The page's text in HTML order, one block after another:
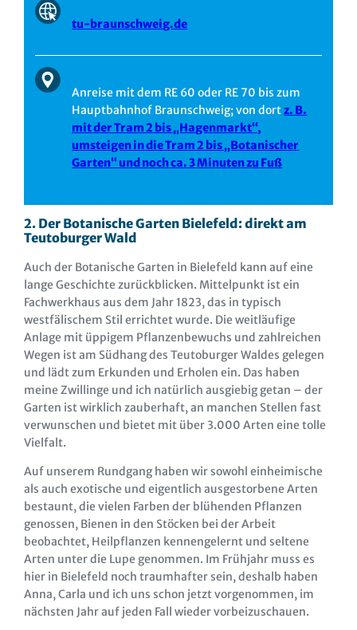
tu-braunschweig.de
Anreise mit dem RE 60 oder RE 70 bis zum
Hauptbahnhof Braunschweig; von dortz. B.
mit der Tram 2 bis „Hagenmarkt“,
umsteigen in die Tram 2 bis „Botanischer
Garten“ und noch ca. 3 Minuten zu Fuß
2. Der Botanische Garten Bielefeld: direkt am
Teutoburger Wald
Auch der Botanische Garten in Bielefeld kann auf eine
lange Geschichte zurückblicken. Mittelpunkt ist ein
Fachwerkhaus aus dem Jahr 1823, das in typisch
westfälischem Stil errichtet wurde. Die weitläufige
Anlage mit üppigem Pflanzenbewuchs und zahlreichen
Wegen ist am Südhang des Teutoburger Waldes gelegen
und lädt zum Erkunden und Erholen ein. Das haben
meine Zwillinge und ich natürlich ausgiebig getan – der
Garten ist wirklich zauberhaft, an manchen Stellen fast
verwunschen und bietet mit über 3.000 Arten eine tolle
Vielfalt.
Auf unserem Rundgang haben wir sowohl einheimische
als auch exotische und eigentlich ausgestorbene Arten
bestaunt, die vielen Farben der blühenden Pflanzen
genossen, Bienen in den Stöcken bei der Arbeit
beobachtet, Heilpflanzen kennengelernt und seltene
Arten unter die Lupe genommen. Im Frühjahr muss es
hier in Bielefeld noch traumhafter sein, deshalb haben
Anna, Carla und ich uns schon jetzt vorgenommen, im
nächsten Jahr auf jeden Fall wieder vorbeizuschauen.